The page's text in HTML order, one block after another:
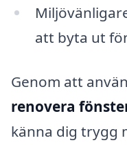
att byta ut
Genom att
renovera
känna dig trygg